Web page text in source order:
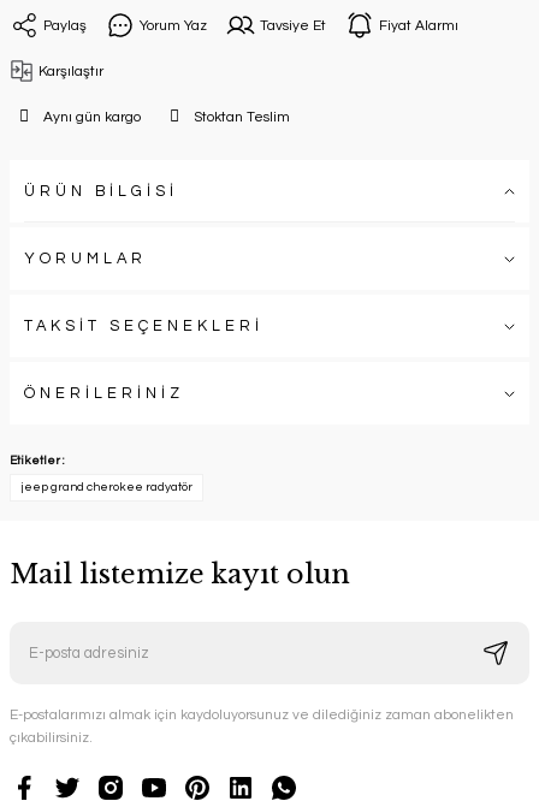
Paylaş Yorum Yaz Tavsiye Et Fiyat Alarmı
Karşılaştır
Aynı gün kargo Stoktan Teslim
ÜRÜN BİLGİSİ
YORUMLAR
TAKSİT SEÇENEKLERİ
ÖNERİLERİNİZ
Etiketler :
jeep grand cherokee radyatör
Mail listemize kayıt olun
E-postalarımızı almak için kaydoluyorsunuz ve dilediğiniz zaman abonelikten
çıkabilirsiniz.